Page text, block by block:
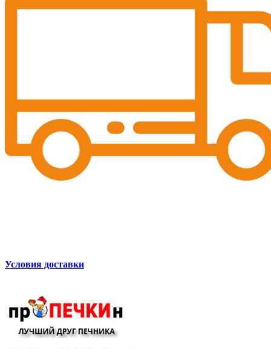
Условия доставки